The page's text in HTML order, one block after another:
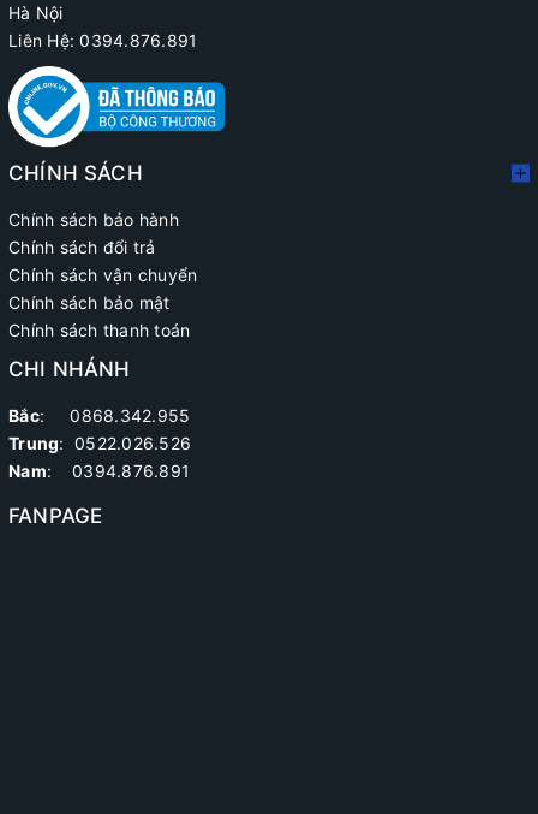
Hà Nội
Liên Hệ: 0394.876.891
CHÍNH SÁCH
Chính sách bảo hành
Chính sách đổi trả
Chính sách vận chuyển
Chính sách bảo mật
Chính sách thanh toán
CHI NHÁNH
Bắc: 0868.342.955
Trung: 0522.026.526
Nam: 0394.876.891
FANPAGE